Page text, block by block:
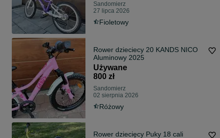
Sandomierz
27 lipca 2026
Fioletowy
Rower dzieciecy 20 KANDS NICO
Aluminowy 2025
Używane
800 zł
Sandomierz
02 sierpnia 2026
Różowy
Rower dziecięcy Puky 18 cali